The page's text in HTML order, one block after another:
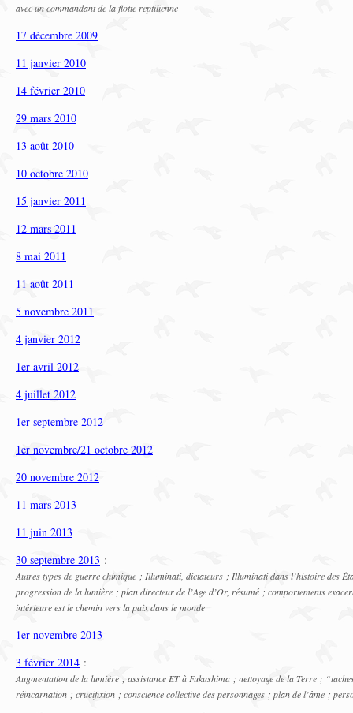
avec un commandant de la flotte reptilienne
17 décembre 2009
11 janvier 2010
14 février 2010
29 mars 2010
13 août 2010
10 octobre 2010
15 janvier 2011
12 mars 2011
8 mai 2011
11 août 2011
5 novembre 2011
4 janvier 2012
1er avril 2012
4 juillet 2012
1er septembre 2012
1er novembre/21 octobre 2012
20 novembre 2012
11 mars 2013
11 juin 2013
30 septembre 2013 :
Autres types de guerre chimique ; Illuminati, dictateurs ; Illuminati dans l’histoire des
progression de la lumière ; plan directeur de l’Âge d’Or, résumé ; comportements
intérieure est le chemin vers la paix dans le monde
1er novembre 2013
3 février 2014 :
Augmentation de la lumière ; assistance ET à Fukushima ; nettoyage de la Terre ;
réincarnation ; crucifixion ; conscience collective des personnages ; plan de l’âme ;